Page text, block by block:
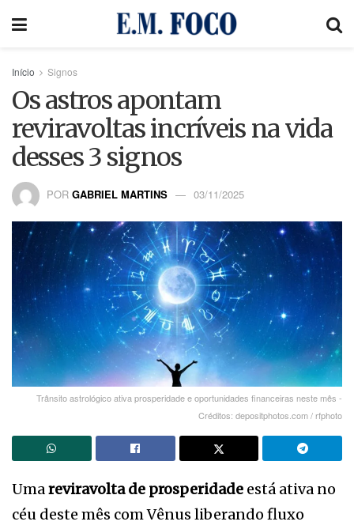
Início Signos
Os astros apontam
reviravoltas incríveis na vida
desses 3 signos
POR GABRIEL MARTINS 03/11/2025
Trânsito astrológico ativa prosperidade e oportunidades financeiras neste mês -
Créditos: depositphotos.com / rfphoto
Umareviravolta de prosperidade está ativa no
céu deste mês com Vênus liberando fluxo